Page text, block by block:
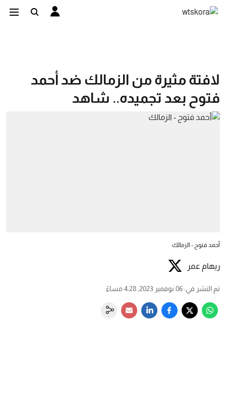
لافتة مثيرة من الزمالك ضد أحمد
فتوح بعد تجميده.. شاهد
أحمد فتوح - الزمالك
ريهام عمر
تم النشر في: 06 نوفمبر 2023, 4:28 مساءً